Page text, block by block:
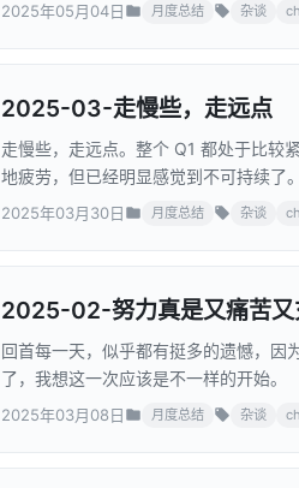
2025年05月04日 月度总结 杂谈
2025-03-走慢些，走远点
走慢些，走远点。整个 Q1 都处于比较
地疲劳，但已经明显感觉到不可持续了
持耐心，适当的放松是为了走得更远。
2025年03月30日 月度总结 杂谈
2025-02-努力真是又痛苦又
回首每一天，似乎都有挺多的遗憾，因
了，我想这一次应该是不一样的开始。
2025年03月08日 月度总结 杂谈